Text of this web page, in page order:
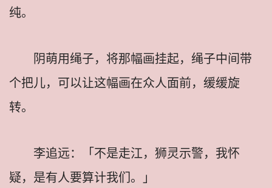
纯。
阴萌用绳子，将那幅画挂起，绳子中间带
个把儿，可以让这幅画在众人面前，缓缓旋
转。
李追远：「不是走江，狮灵示警，我怀
疑，是有人要算计我们。」